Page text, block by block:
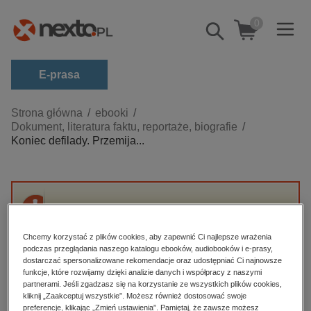
Pokaż/schowaj
wyszukiwarkę
0
E-prasa
Kategorie
Zobacz wszystkie E-prasa
biznesowe, branżowe, gospodarka
darmowe wydania
edukacja
hobby, sport, rozrywka
komputery, internet, technologie, informatyka
Strona główna
ebooki
Dokument, literatura faktu, reportaże, biografie
Koniec defilady. Przemija...
High-contrast mode
Polecane
Chcemy korzystać z plików cookies, aby zapewnić Ci najlepsze wrażenia
podczas przeglądania naszego katalogu ebooków, audiobooków i e-prasy,
dostarczać spersonalizowane rekomendacje oraz udostępniać Ci najnowsze
funkcje, które rozwijamy dzięki analizie danych i współpracy z naszymi
partnerami. Jeśli zgadzasz się na korzystanie ze wszystkich plików cookies,
kliknij „Zaakceptuj wszystkie”. Możesz również dostosować swoje
preferencje, klikając „Zmień ustawienia”. Pamiętaj, że zawsze możesz